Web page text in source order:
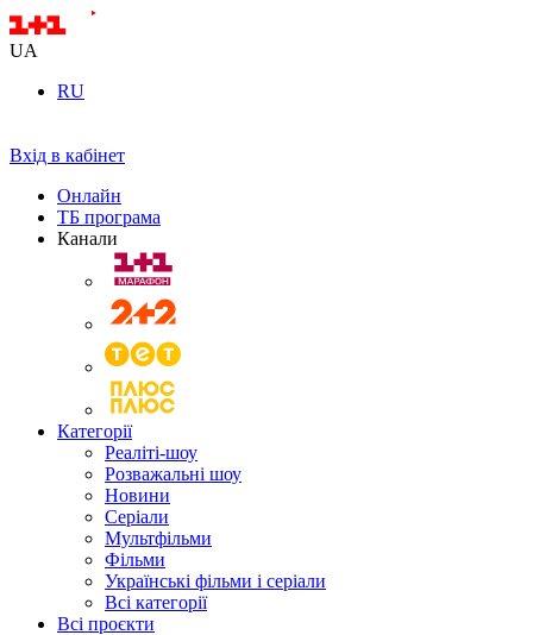
UA
RU
Вхід в кабінет
Онлайн
ТБ програма
Канали
Категорії
Реаліті-шоу
Розважальні шоу
Новини
Серіали
Мультфільми
Фільми
Українські фільми і серіали
Всі категорії
Всі проєкти